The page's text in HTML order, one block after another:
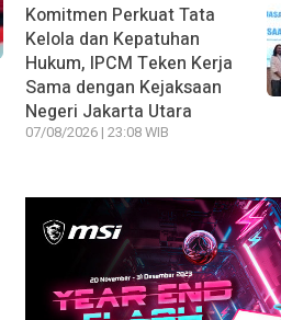
Komitmen Perkuat Tata
Kelola dan Kepatuhan
Hukum, IPCM Teken Kerja
Sama dengan Kejaksaan
Negeri Jakarta Utara
07/08/2026 | 23:08 WIB